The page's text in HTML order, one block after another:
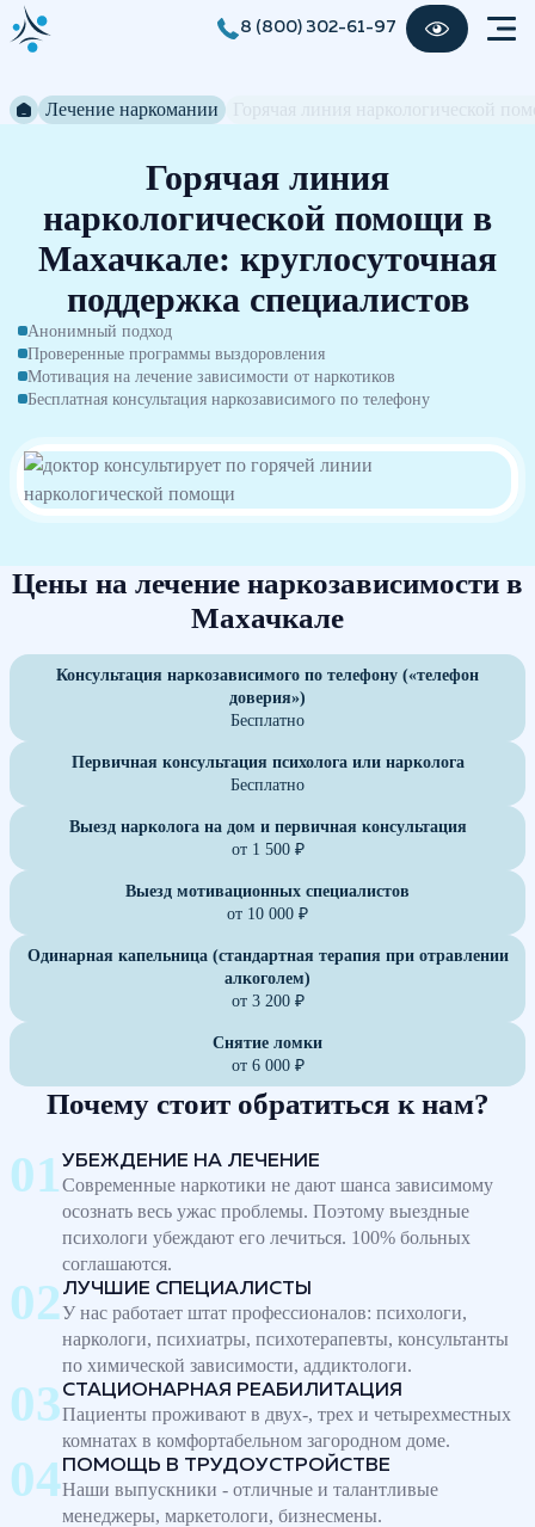
8 (800) 302-61-97
Лечение наркомании
Горячая линия
наркологической помощи в
Махачкале: круглосуточная
поддержка специалистов
Анонимный подход
Проверенные программы выздоровления
Мотивация на лечение зависимости от наркотиков
Бесплатная консультация наркозависимого по телефону
Цены на лечение наркозависимости в
Махачкале
Консультация наркозависимого по телефону («телефон
доверия»)
Бесплатно
Первичная консультация психолога или нарколога
Бесплатно
Выезд нарколога на дом и первичная консультация
от 1 500 ₽
Выезд мотивационных специалистов
от 10 000 ₽
Одинарная капельница (стандартная терапия при отравлении
алкоголем)
от 3 200 ₽
Снятие ломки
от 6 000 ₽
Почему стоит обратиться к нам?
УБЕЖДЕНИЕ НА ЛЕЧЕНИЕ
Современные наркотики не дают шанса зависимому
осознать весь ужас проблемы. Поэтому выездные
психологи убеждают его лечиться. 100% больных
соглашаются.
ЛУЧШИЕ СПЕЦИАЛИСТЫ
У нас работает штат профессионалов: психологи,
наркологи, психиатры, психотерапевты, консультанты
по химической зависимости, аддиктологи.
СТАЦИОНАРНАЯ РЕАБИЛИТАЦИЯ
Пациенты проживают в двух-, трех и четырехместных
комнатах в комфортабельном загородном доме.
ПОМОЩЬ В ТРУДОУСТРОЙСТВЕ
Наши выпускники - отличные и талантливые
менеджеры, маркетологи, бизнесмены.